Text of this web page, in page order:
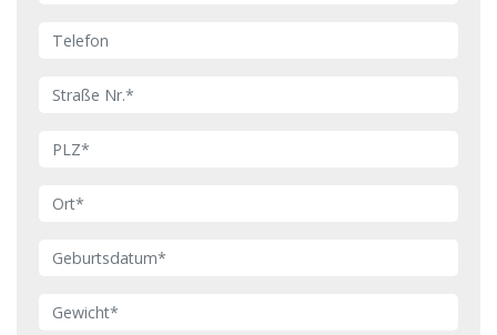
Telefon
Straße Nr.
PLZ
Ort
Geburtsdatum
Gewicht